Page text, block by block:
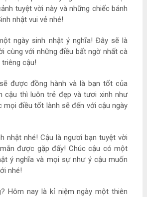
tuyệt vời này và những chiếc bánh
nhật vui vẻ nhé!
ngày sinh nhật ý nghĩa! Đây sẽ là
cùng với những điều bất ngờ nhất cà
cậu!
được đồng hành và là bạn tốt của
cậu thì luôn trẻ đẹp và tươi xinh như
mọi điều tốt lành sẽ đến với cậu ngày
nhật nhé! Cậu là ngươi bạn tuyệt vời
được gặp đấy! Chúc cậu có một
ý nghĩa và mọi sự như ý cậu muốn
nhé!
Hôm nay là kỉ niệm ngày một thiên